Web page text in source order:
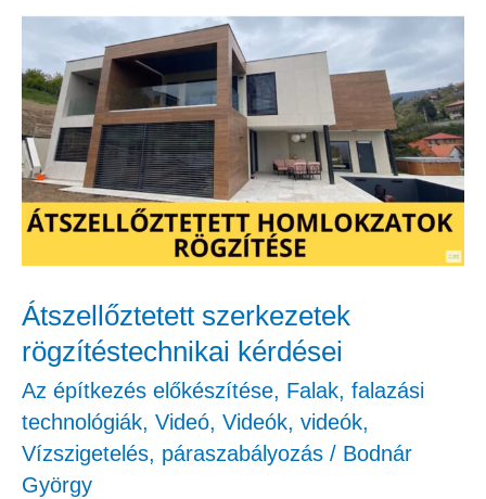
Átszellőztetett szerkezetek
rögzítéstechnikai kérdései
Az építkezés előkészítése, Falak, falazási
technológiák, Videó, Videók, videók,
Vízszigetelés, páraszabályozás / Bodnár
György
Átszellőztetett
szerkezetek
rögzítéstechnikai
kérdései